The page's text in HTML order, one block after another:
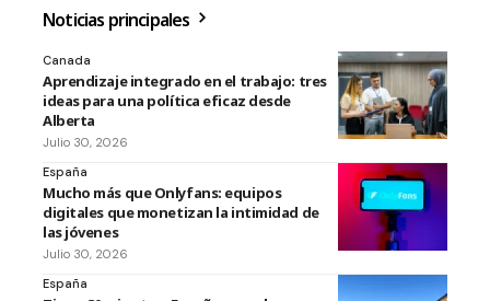
Noticias principales
Canada
Aprendizaje integrado en el trabajo: tres
ideas para una política eficaz desde
Alberta
Julio 30, 2026
España
Mucho más que Onlyfans: equipos
digitales que monetizan la intimidad de
las jóvenes
Julio 30, 2026
España